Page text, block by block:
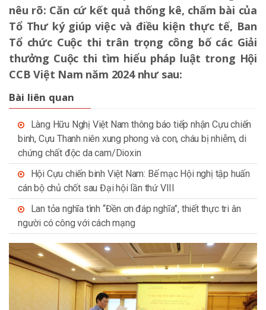
nêu rõ: Căn cứ kết quả thống kê, chấm bài của
Tổ Thư ký giúp việc và điều kiện thực tế, Ban
Tổ chức Cuộc thi trân trọng công bố các Giải
thưởng Cuộc thi tìm hiểu pháp luật trong Hội
CCB Việt Nam năm 2024 như sau:
Bài liên quan
Làng Hữu Nghị Việt Nam thông báo tiếp nhận Cựu chiến
binh, Cựu Thanh niên xung phong và con, cháu bị nhiễm, di
chứng chất độc da cam/Dioxin
Hội Cựu chiến binh Việt Nam: Bế mạc Hội nghị tập huấn
cán bộ chủ chốt sau Đại hội lần thứ VIII
Lan tỏa nghĩa tình “Đền ơn đáp nghĩa”, thiết thực tri ân
người có công với cách mạng